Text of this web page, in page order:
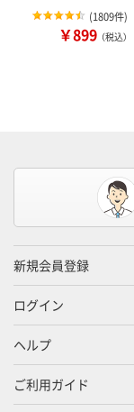
(1809件)
￥899 （税込）
新規会員登録
ログイン
ヘルプ
ご利用ガイド